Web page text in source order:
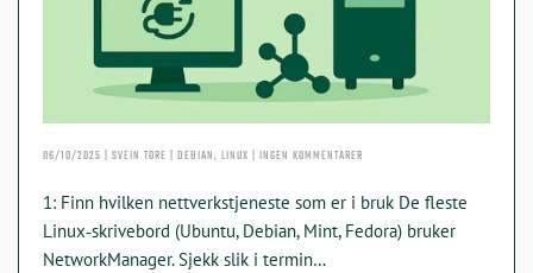
06/10/2025 | SVEIN TORE | DEBIAN, LINUX | INGEN KOMMENTARER
NETTVERKSTJENESTEN
1: Finn hvilken nettverkstjeneste som er i bruk De fleste
Linux‑skrivebord (Ubuntu, Debian, Mint, Fedora) bruker
NetworkManager. Sjekk slik i termin…